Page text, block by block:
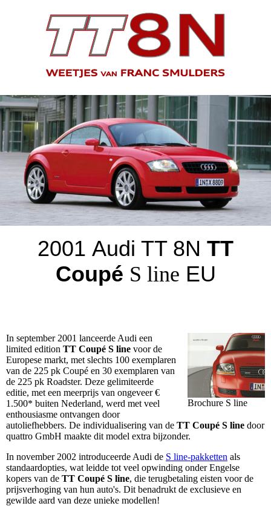
2001 Audi TT8N TT
Coupé S line EU
Brochure S line
In september 2001 lanceerde Audi een
limited edition TT Coupé S line voor de
Europese markt, met slechts 100 exemplaren
van de 225 pk Coupé en 30 exemplaren van
de 225 pk Roadster. Deze gelimiteerde
editie, met een meerprijs van ongeveer €
1.500* buiten Nederland, werd met veel
enthousiasme ontvangen door
autoliefhebbers. De individualisering van de TT Coupé S line door
quattro GmbH maakte dit model extra bijzonder.
In november 2002 introduceerde Audi de S line-pakketten als
standaardopties, wat leidde tot veel opwinding onder Engelse
kopers van de TT Coupé S line, die terugbetaling eisten voor de
prijsverhoging van hun auto's. Dit benadrukt de exclusieve en
gewilde aard van deze unieke modellen!